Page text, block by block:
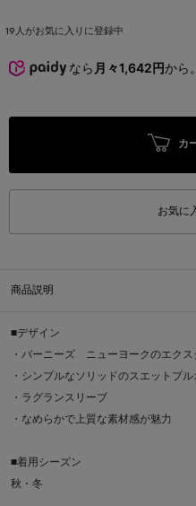
19 人がお気に入りに登録中
なら 月々1,642円から
カ
お気に
商品説明
■デザイン
・バーニーズ ニューヨークのエクス
・シンプルなソリッドのスエットプル
・ラグランスリーブ
・なめらかで上質な素材感が魅力
■着用シーズン
秋・冬